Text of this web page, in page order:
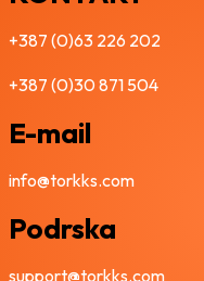
+387 (0)63 226 202
+387 (0)30 871 504
E-mail
info@torkks.com
Podrska
support@torkks.com